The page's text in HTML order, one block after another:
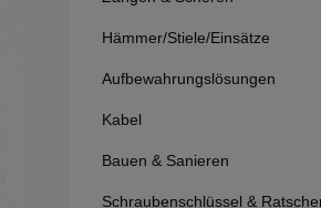
Hämmer/Stiele/Einsätze
Aufbewahrungslösungen
Kabel
Bauen & Sanieren
Schraubenschlüssel &